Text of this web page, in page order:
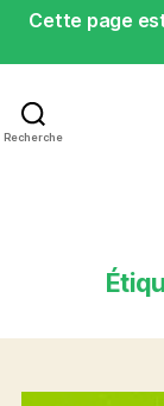
Cette page
Recherche